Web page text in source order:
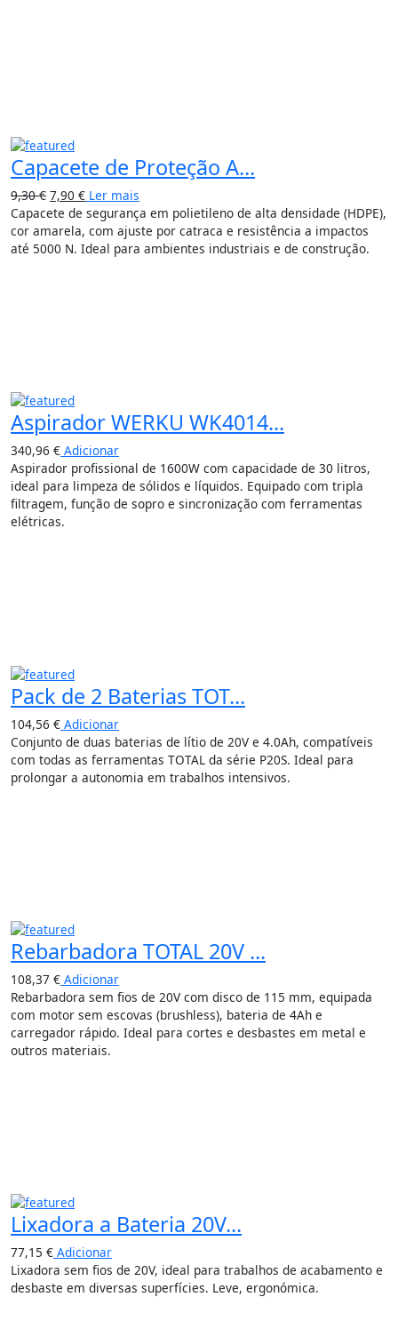
Capacete de Proteção A...
9,30€ 7,90 € Ler mais
Capacete de segurança em polietileno de alta densidade (HDPE),
cor amarela, com ajuste por catraca e resistência a impactos
até 5000 N. Ideal para ambientes industriais e de construção.
Aspirador WERKU WK4014...
340,96 € Adicionar
Aspirador profissional de 1600W com capacidade de 30 litros,
ideal para limpeza de sólidos e líquidos. Equipado com tripla
filtragem, função de sopro e sincronização com ferramentas
elétricas.
Pack de 2 Baterias TOT...
104,56 € Adicionar
Conjunto de duas baterias de lítio de 20V e 4.0Ah, compatíveis
com todas as ferramentas TOTAL da série P20S. Ideal para
prolongar a autonomia em trabalhos intensivos.
Rebarbadora TOTAL 20V ...
108,37 € Adicionar
Rebarbadora sem fios de 20V com disco de 115 mm, equipada
com motor sem escovas (brushless), bateria de 4Ah e
carregador rápido. Ideal para cortes e desbastes em metal e
outros materiais.
Lixadora a Bateria 20V...
77,15 € Adicionar
Lixadora sem fios de 20V, ideal para trabalhos de acabamento e
desbaste em diversas superfícies. Leve, ergonómica.